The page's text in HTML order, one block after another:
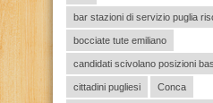
bar stazioni di servizio puglia
bocciate tute emiliano
candidati scivolano posizioni
cittadini pugliesi Conca